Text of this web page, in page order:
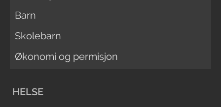
Barn
Skolebarn
Økonomi og permisjon
HELSE